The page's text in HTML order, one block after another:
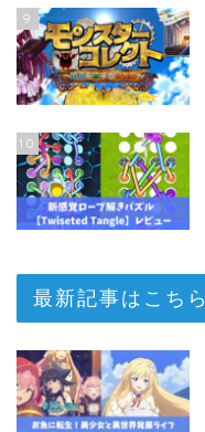
9
10
最新記事はこちら